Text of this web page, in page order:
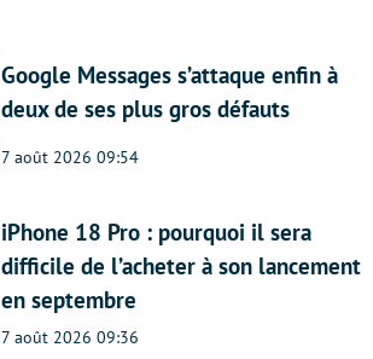
Google Messages s’attaque enfin à
deux de ses plus gros défauts
7 août 2026 09:54
iPhone 18 Pro : pourquoi il sera
difficile de l’acheter à son lancement
en septembre
7 août 2026 09:36